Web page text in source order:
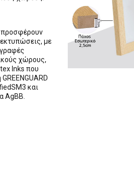
προσφέρουν
με
χώρους,
Inks που
και
AgBB.